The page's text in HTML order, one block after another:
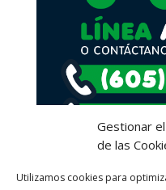
Gestionar
de las
Utilizamos cookies para